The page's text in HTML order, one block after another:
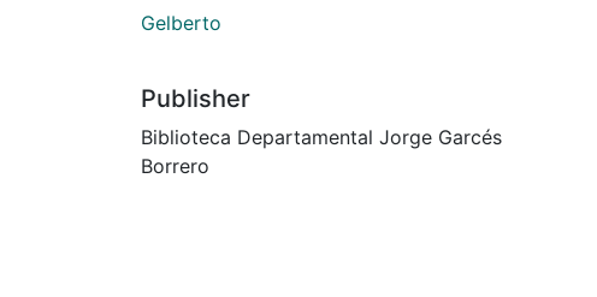
Gelberto
Publisher
Biblioteca Departamental Jorge Garcés
Borrero